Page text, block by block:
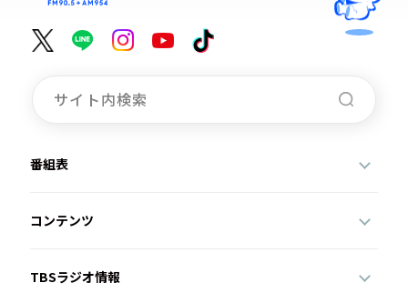
番組表
コンテンツ
TBSラジオ情報